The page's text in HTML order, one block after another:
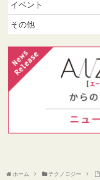
イベント
その他
ホーム テクノロジー